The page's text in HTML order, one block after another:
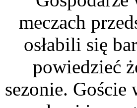
meczach
osłabili się
powiedzieć
sezonie. Goście